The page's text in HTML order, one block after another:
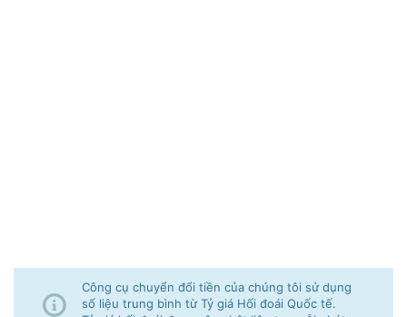
Công cụ chuyển đổi tiền của chúng tôi sử dụng
số liệu trung bình từ Tỷ giá Hối đoái Quốc tế.